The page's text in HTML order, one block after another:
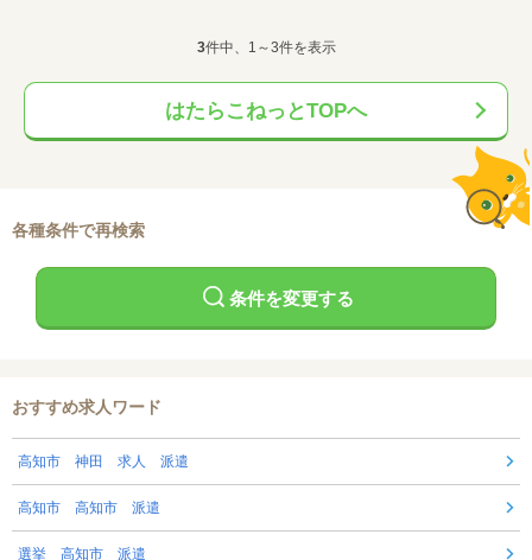
3件中、1～3件を表示
はたらこねっとTOPへ
各種条件で再検索
条件を変更する
おすすめ求人ワード
高知市 神田 求人 派遣
高知市 高知市 派遣
選挙 高知市 派遣